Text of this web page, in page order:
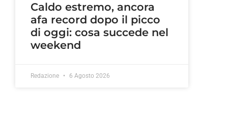
Caldo estremo, ancora
afa record dopo il picco
di oggi: cosa succede nel
weekend
Redazione 6 Agosto 2026